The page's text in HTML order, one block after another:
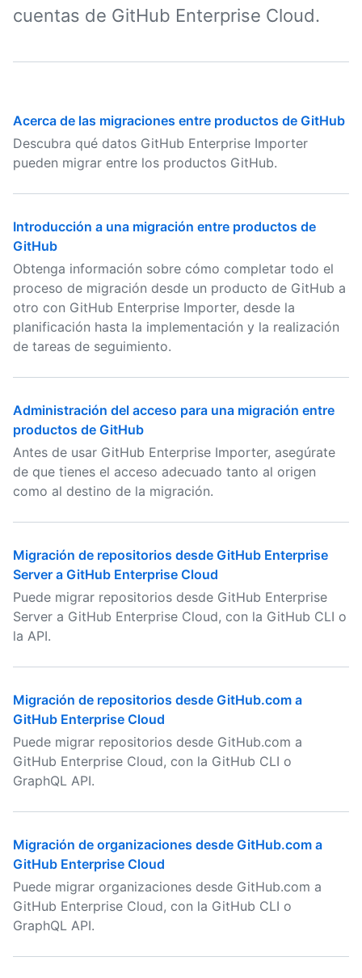
cuentas de GitHub Enterprise Cloud.
Acerca de las migraciones entre productos de GitHub
Descubra qué datos GitHub Enterprise Importer
pueden migrar entre los productos GitHub.
Introducción a una migración entre productos de
GitHub
Obtenga información sobre cómo completar todo el
proceso de migración desde un producto de GitHub a
otro con GitHub Enterprise Importer, desde la
planificación hasta la implementación y la realización
de tareas de seguimiento.
Administración del acceso para una migración entre
productos de GitHub
Antes de usar GitHub Enterprise Importer, asegúrate
de que tienes el acceso adecuado tanto al origen
como al destino de la migración.
Migración de repositorios desde GitHub Enterprise
Server a GitHub Enterprise Cloud
Puede migrar repositorios desde GitHub Enterprise
Server a GitHub Enterprise Cloud, con la GitHub CLI o
la API.
Migración de repositorios desde GitHub.com a
GitHub Enterprise Cloud
Puede migrar repositorios desde GitHub.com a
GitHub Enterprise Cloud, con la GitHub CLI o
GraphQL API.
Migración de organizaciones desde GitHub.com a
GitHub Enterprise Cloud
Puede migrar organizaciones desde GitHub.com a
GitHub Enterprise Cloud, con la GitHub CLI o
GraphQL API.